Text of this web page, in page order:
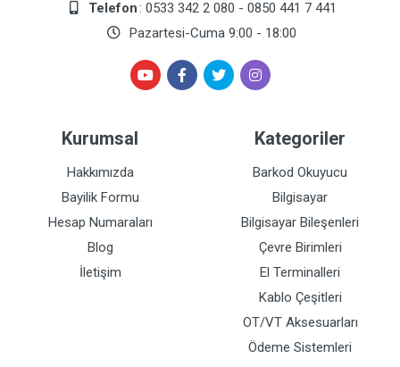
Telefon: 0533 342 2 080 - 0850 441 7 441
Pazartesi-Cuma 9:00 - 18:00
Kurumsal
Hakkımızda
Bayilik Formu
Hesap Numaraları
Blog
İletişim
Kategoriler
Barkod Okuyucu
Bilgisayar
Bilgisayar Bileşenleri
Çevre Birimleri
El Terminalleri
Kablo Çeşitleri
OT/VT Aksesuarları
Ödeme Sistemleri